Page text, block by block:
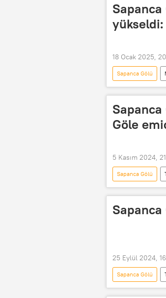
Sapanca
18 Ocak 2025,
Sapanca Gölü
Kocaeli
Göle
5 Kasım 2024,
Sapanca Gölü
Sakarya
25 Eylül 2024,
Sapanca Gölü